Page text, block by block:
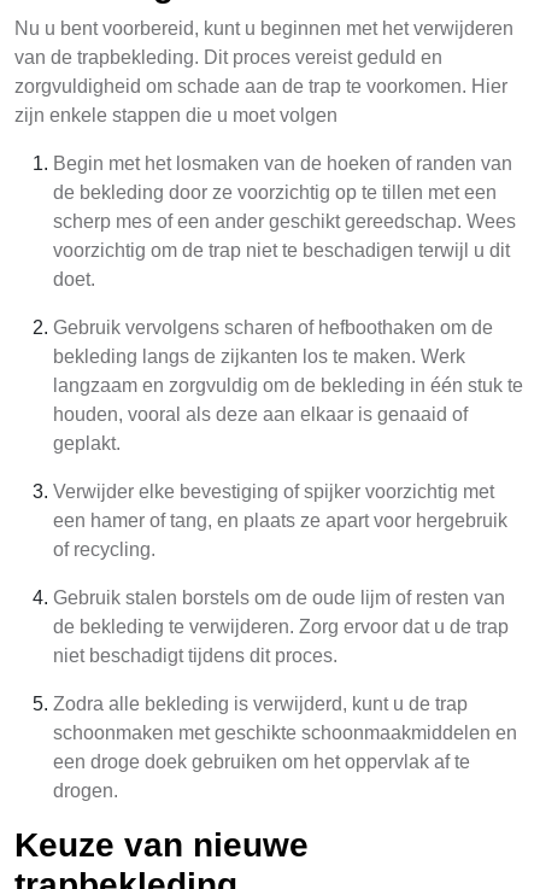
Nu u bent voorbereid, kunt u beginnen met het verwijderen
van de trapbekleding. Dit proces vereist geduld en
zorgvuldigheid om schade aan de trap te voorkomen. Hier
zijn enkele stappen die u moet volgen
Begin met het losmaken van de hoeken of randen van
de bekleding door ze voorzichtig op te tillen met een
scherp mes of een ander geschikt gereedschap. Wees
voorzichtig om de trap niet te beschadigen terwijl u dit
doet.
Gebruik vervolgens scharen of hefboothaken om de
bekleding langs de zijkanten los te maken. Werk
langzaam en zorgvuldig om de bekleding in één stuk te
houden, vooral als deze aan elkaar is genaaid of
geplakt.
Verwijder elke bevestiging of spijker voorzichtig met
een hamer of tang, en plaats ze apart voor hergebruik
of recycling.
Gebruik stalen borstels om de oude lijm of resten van
de bekleding te verwijderen. Zorg ervoor dat u de trap
niet beschadigt tijdens dit proces.
Zodra alle bekleding is verwijderd, kunt u de trap
schoonmaken met geschikte schoonmaakmiddelen en
een droge doek gebruiken om het oppervlak af te
drogen.
Keuze van nieuwe